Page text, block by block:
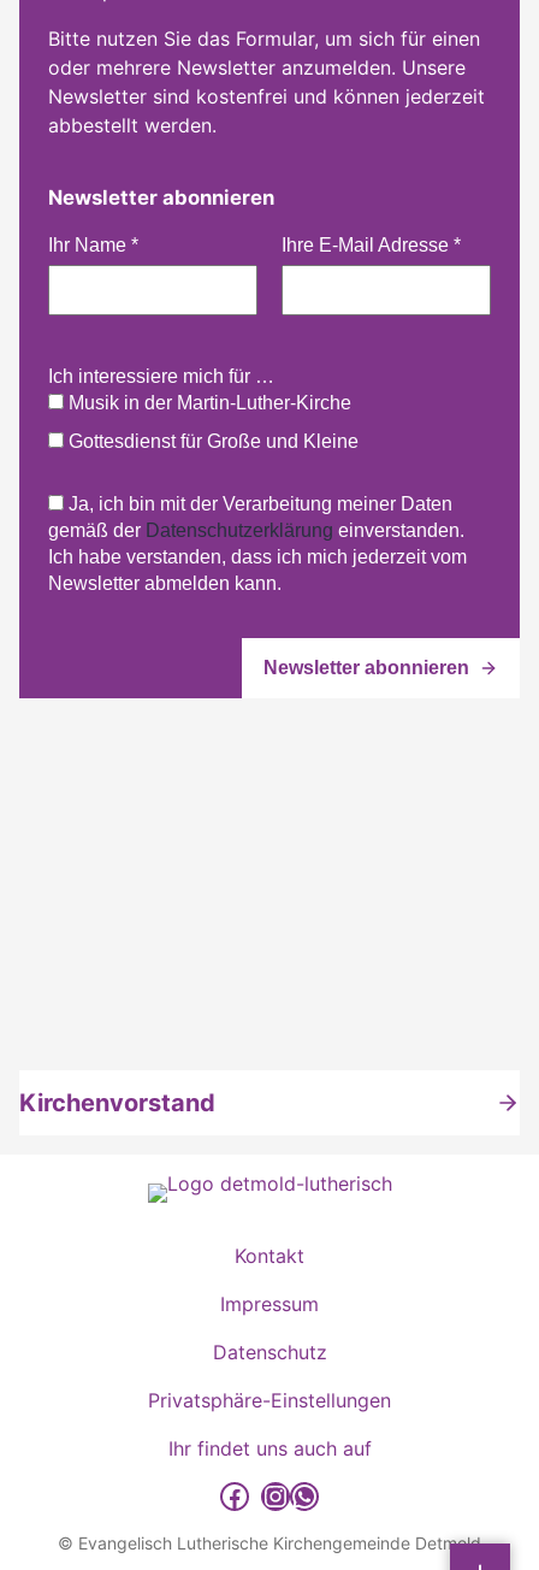
Bitte nutzen Sie das Formular, um sich für einen
oder mehrere Newsletter anzumelden. Unsere
Newsletter sind kostenfrei und können jederzeit
abbestellt werden.
Newsletter abonnieren
Ihr Name * Ihre E-Mail Adresse *
Ich interessiere mich für …
Musik in der Martin-Luther-Kirche
Gottesdienst für Große und Kleine
Ja, ich bin mit der Verarbeitung meiner Daten
gemäß der Datenschutzerklärung einverstanden.
Ich habe verstanden, dass ich mich jederzeit vom
Newsletter abmelden kann.
Kirchenvorstand
Kontakt
Impressum
Datenschutz
Privatsphäre-Einstellungen
Ihr findet uns auch auf
detmold-lutherisch auf Facebook
detmold-lutherisch auf Instagram
detmold-lutherisch auf WhatsApp
© Evangelisch Lutherische Kirchengemeinde Detmold